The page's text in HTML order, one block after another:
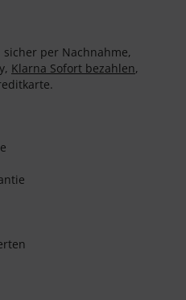
per Nachnahme,
Klarna Sofort bezahlen,